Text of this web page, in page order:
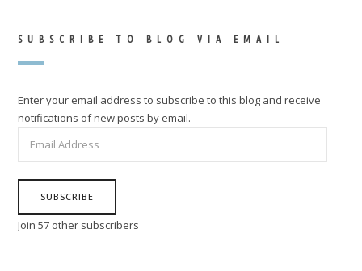
SUBSCRIBE TO BLOG VIA EMAIL
Enter your email address to subscribe to this blog and receive
notifications of new posts by email.
ADDRESS
SUBSCRIBE
Join 57 other subscribers